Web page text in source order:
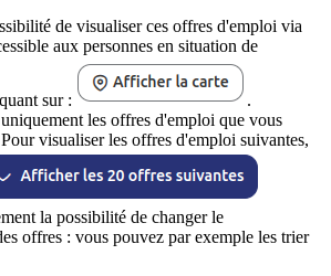
de visualiser ces offres d'emploi via
aux personnes en situation de
sur :
.
les offres d'emploi que vous
visualiser les offres d'emploi suivantes,
la possibilité de changer le
offres : vous pouvez par exemple les trier